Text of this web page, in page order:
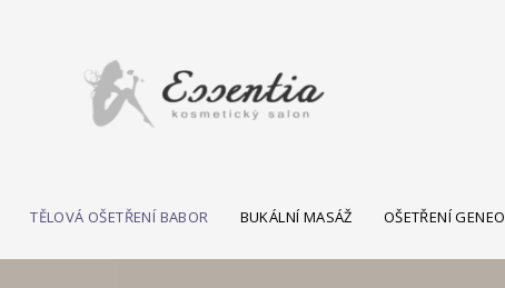
TĚLOVÁ OŠETŘENÍ BABOR BUKÁLNÍ MASÁŽ OŠETŘENÍ GENEO